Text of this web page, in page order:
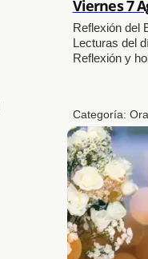
Viernes 7
Reflexión del
Lecturas del
Reflexión y
Categoría: